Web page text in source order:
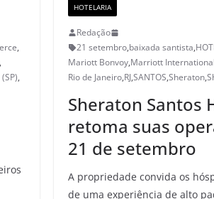
,
,
,
HOTELARIA
Redação
21 setembro,baixada santista,
Mariott Bonvoy,Marriott International
Rio de Janeiro,RJ,SANTOS,Sheraton,
Sheraton Santos
retoma suas
21 de setembro
A propriedade convida os
de uma experiência de alto